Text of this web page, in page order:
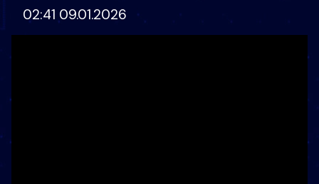
02:41 09.01.2026